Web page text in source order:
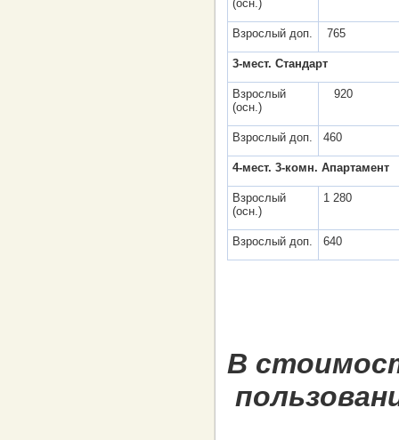
(осн.)
Взрослый доп. 765
3-мест. Cтандарт
Взрослый
(осн.)
920
Взрослый доп. 460
4-мест. 3-комн. Апартамент
Взрослый
(осн.)
1 280
Взрослый доп. 640
В